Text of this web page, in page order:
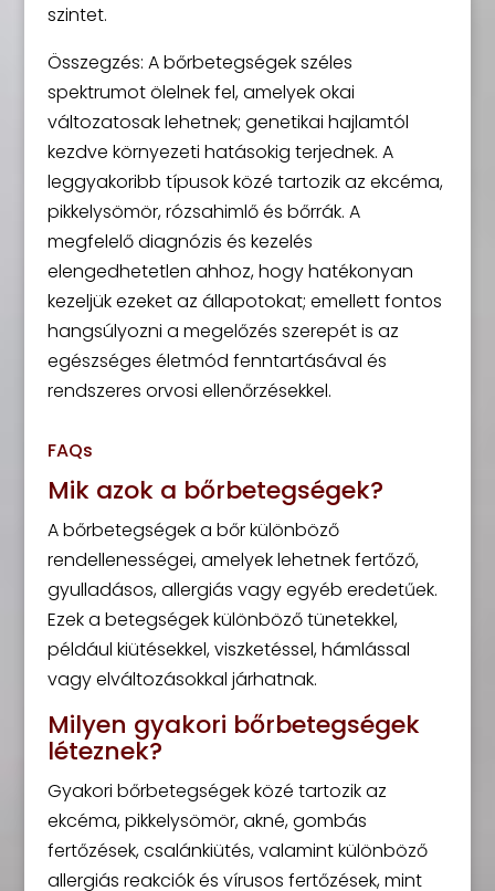
szintet.
Összegzés: A bőrbetegségek széles
spektrumot ölelnek fel, amelyek okai
változatosak lehetnek; genetikai hajlamtól
kezdve környezeti hatásokig terjednek. A
leggyakoribb típusok közé tartozik az ekcéma,
pikkelysömör, rózsahimlő és bőrrák. A
megfelelő diagnózis és kezelés
elengedhetetlen ahhoz, hogy hatékonyan
kezeljük ezeket az állapotokat; emellett fontos
hangsúlyozni a megelőzés szerepét is az
egészséges életmód fenntartásával és
rendszeres orvosi ellenőrzésekkel.
FAQs
Mik azok a bőrbetegségek?
A bőrbetegségek a bőr különböző
rendellenességei, amelyek lehetnek fertőző,
gyulladásos, allergiás vagy egyéb eredetűek.
Ezek a betegségek különböző tünetekkel,
például kiütésekkel, viszketéssel, hámlással
vagy elváltozásokkal járhatnak.
Milyen gyakori bőrbetegségek
léteznek?
Gyakori bőrbetegségek közé tartozik az
ekcéma, pikkelysömör, akné, gombás
fertőzések, csalánkiütés, valamint különböző
allergiás reakciók és vírusos fertőzések, mint